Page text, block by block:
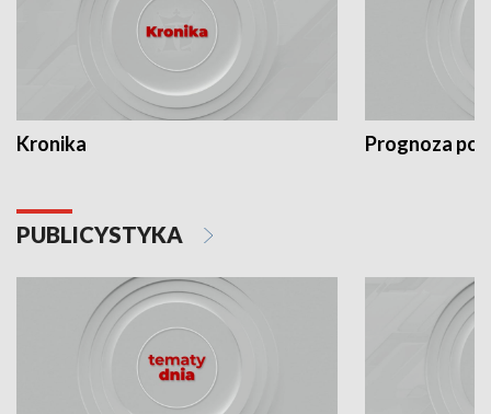
Kronika Prognoza
PUBLICYSTYKA